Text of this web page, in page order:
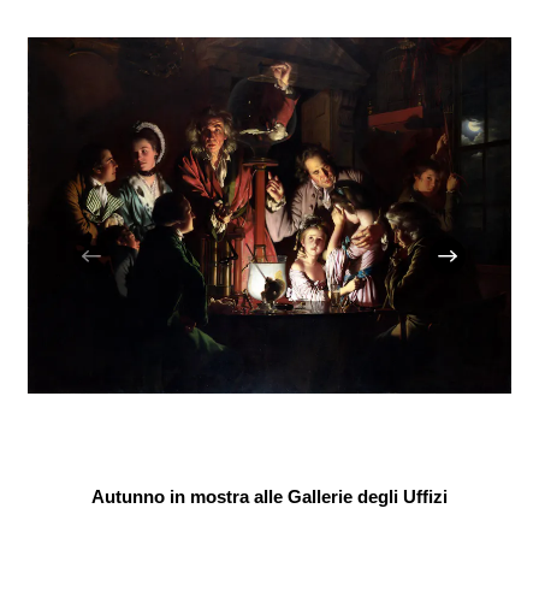
Autunno in mostra alle Gallerie degli Uffizi